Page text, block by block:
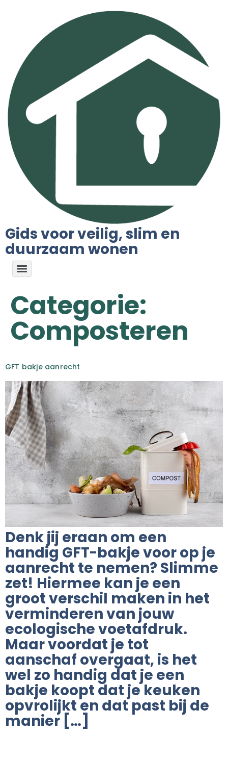
Gids voor veilig, slim en
duurzaam wonen
Categorie:
Composteren
GFT bakje aanrecht
Denk jij eraan om een
handig GFT-bakje voor op je
aanrecht te nemen? Slimme
zet! Hiermee kan je een
groot verschil maken in het
verminderen van jouw
ecologische voetafdruk.
Maar voordat je tot
aanschaf overgaat, is het
wel zo handig dat je een
bakje koopt dat je keuken
opvrolijkt en dat past bij de
manier […]